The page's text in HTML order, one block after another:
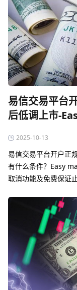
易信交易平台
后低调上市-
2025-10-13
易信交易平台开户正
有什么条件？‌Easy
取消功能及免费保证